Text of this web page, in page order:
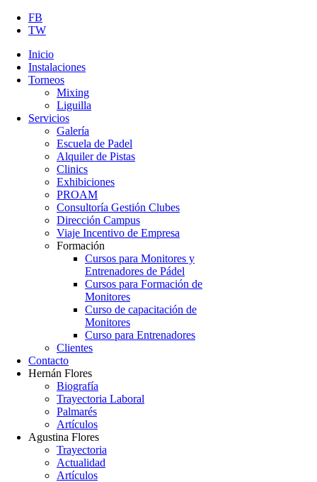
FB
TW
Inicio
Instalaciones
Torneos
Mixing
Liguilla
Servicios
Galería
Escuela de Padel
Alquiler de Pistas
Clinics
Exhibiciones
PROAM
Consultoría Gestión Clubes
Dirección Campus
Viaje Incentivo de Empresa
Formación
Cursos para Monitores y
Entrenadores de Pádel
Cursos para Formación de
Monitores
Curso de capacitación de
Monitores
Curso para Entrenadores
Clientes
Contacto
Hernán Flores
Biografía
Trayectoria Laboral
Palmarés
Artículos
Agustina Flores
Trayectoria
Actualidad
Artículos